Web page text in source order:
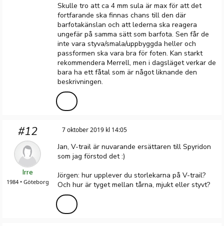
Skulle tro att ca 4 mm sula är max för att det
fortfarande ska finnas chans till den där
barfotakänslan och att lederna ska reagera
ungefär på samma sätt som barfota. Sen får de
inte vara styva/smala/uppbyggda heller och
passformen ska vara bra för foten. Kan starkt
rekommendera Merrell, men i dagsläget verkar de
bara ha ett fåtal som är något liknande den
beskrivningen.
#12
Irre
1984 • Göteborg
7 oktober 2019 kl 14:05
Jan, V-trail är nuvarande ersättaren till Spyridon
som jag förstod det :)
Jörgen: hur upplever du storlekarna på V-trail?
Och hur är tyget mellan tårna, mjukt eller styvt?